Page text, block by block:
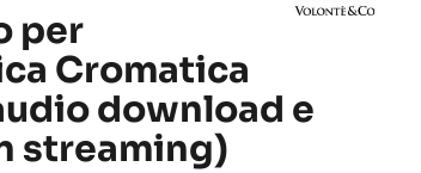
per
Cromatica
download e
streaming)